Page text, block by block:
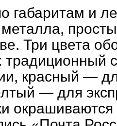
габаритам и
металла,
Три цвета
красный —
— для